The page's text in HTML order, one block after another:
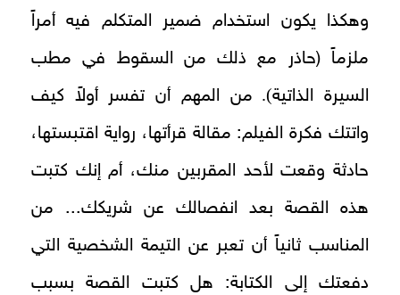
وهكذا يكون استخدام ضمير المتكلم فيه أمراً
ملزماً (حاذر مع ذلك من السقوط في مطب
السيرة الذاتية). من المهم أن تفسر أولاً كيف
واتتك فكرة الفيلم: مقالة قرأتها، رواية اقتبستها،
حادثة وقعت لأحد المقربين منك، أم إنك كتبت
هذه القصة بعد انفصالك عن شريكك... من
المناسب ثانياً أن تعبر عن التيمة الشخصية التي
دفعتك إلى الكتابة: هل كتبت القصة بسبب